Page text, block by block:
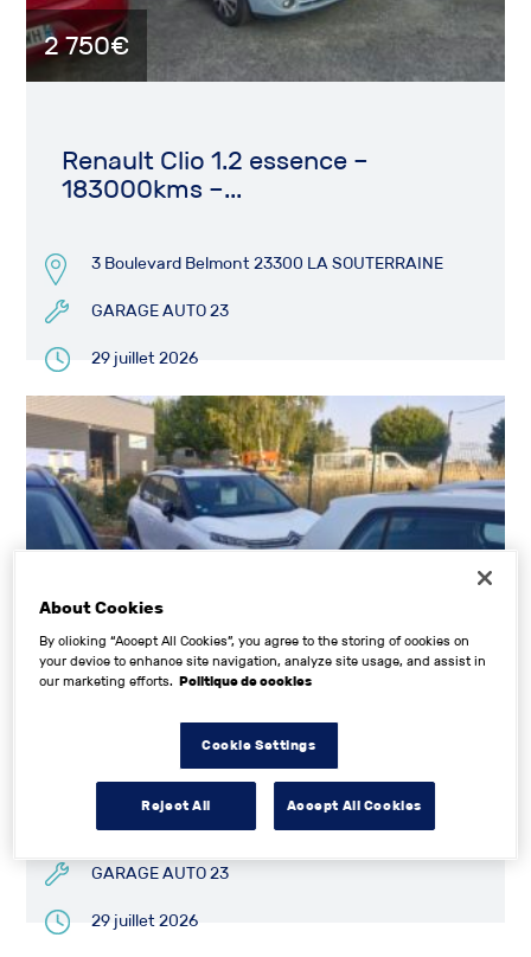
2 750€
Renault Clio 1.2 essence –
183000kms –...
3 Boulevard Belmont 23300 LA SOUTERRAINE
GARAGE AUTO 23
29 juillet 2026
12 500€
Citroen C3 aircross 1.6 hdi –
126000kms R...
3 Boulevard Belmont 23300 LA SOUTERRAINE
GARAGE AUTO 23
29 juillet 2026
About Cookies
By clicking “Accept All Cookies”, you agree to the storing of cookies on
your device to enhance site navigation, analyze site usage, and assist in
our marketing efforts. Politique de cookies
Cookie Settings
Reject All Accept All Cookies